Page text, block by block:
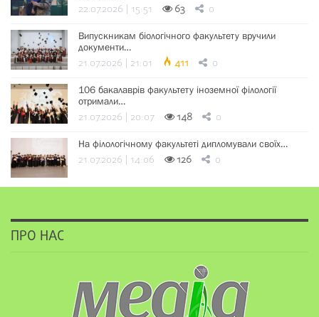
22.07.2026 | 15:51 63 0
Випускникам біологічного факультету вручили
документи…
21.07.2026 | 21:01 411 0
106 бакалаврів факультету іноземної філології
отримали…
21.07.2026 | 20:07 148 0
На філологічному факультеті дипломували своїх…
21.07.2026 | 14:06 126 0
ПРО НАС